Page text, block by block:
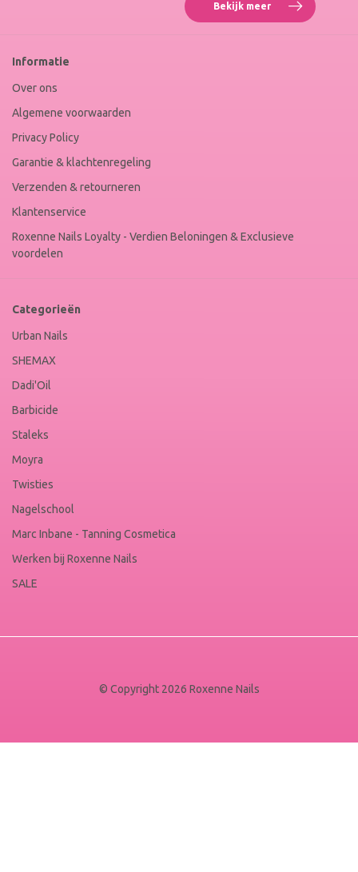
Bekijk meer Reviews
Roxenne
Informatie
Over ons
Algemene voorwaarden
Privacy Policy
Garantie & klachtenregeling
Verzenden & retourneren
Klantenservice
Roxenne Nails Loyalty - Verdien Beloningen & Exclusieve
voordelen
Categorieën
Urban Nails
SHEMAX
Dadi'Oil
Barbicide
Staleks
Moyra
Twisties
Nagelschool
Marc Inbane - Tanning Cosmetica
Werken bij Roxenne Nails
SALE
© Copyright 2026 Roxenne Nails